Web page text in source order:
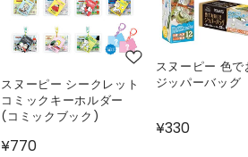
スヌーピー シークレット
コミックキーホルダー
(コミックブック)
¥770
スヌーピー 色
ジッパーバッグ
¥330